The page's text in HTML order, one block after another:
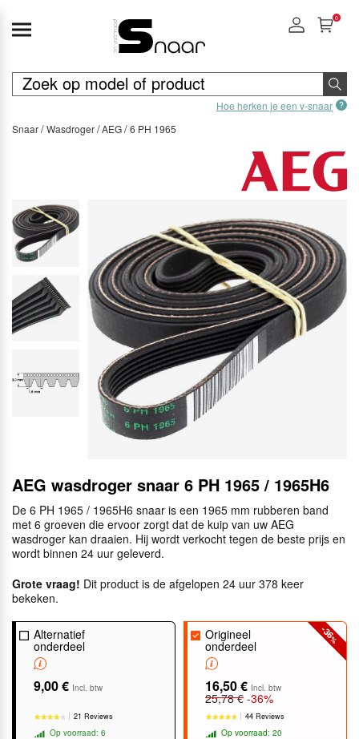
Hoe herken je een v-snaar
0
Snaar Wasdroger AEG 6 PH 1965
AEG wasdroger snaar 6 PH 1965 / 1965H6
De 6 PH 1965 / 1965H6 snaar is een 1965 mm rubberen band
met 6 groeven die ervoor zorgt dat de kuip van uw AEG
wasdroger kan draaien. Hij wordt verkocht tegen de beste prijs en
wordt binnen 24 uur geleverd.
Grote vraag! Dit product is de afgelopen 24 uur 378 keer
bekeken.
Alternatief
onderdeel
9,00 € Incl. btw
21 Reviews
Op voorraad: 6
-36
%
Origineel
onderdeel
16,50 € Incl. btw
25,78 € -36%
44 Reviews
Op voorraad: 20